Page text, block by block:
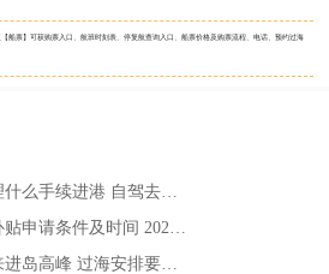
船票】可获购票入口、航班时刻表、停复航查询入口、船票价格及购票流程、电话、预约过海